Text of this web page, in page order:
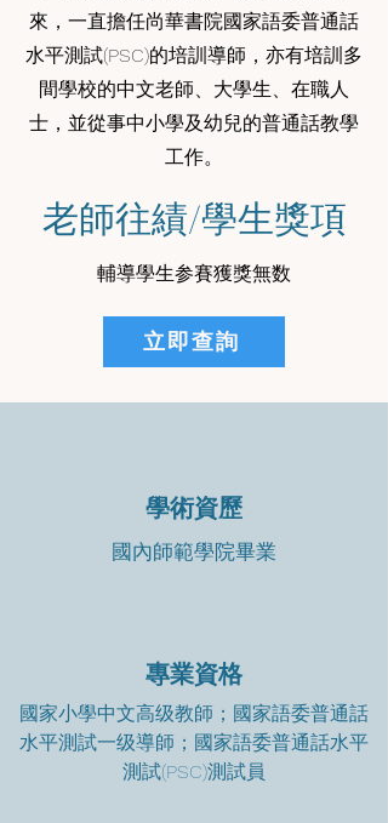
來，一直擔任尚華書院國家語委普通話
水平測試(PSC)的培訓導師，亦有培訓多
間學校的中文老師、大學生、在職人
士，並從事中小學及幼兒的普通話教學
工作。
老師往績/學生獎項
輔導學生参賽獲獎無数
立即查詢
學術資歷
國內師範學院畢業
專業資格
國家小學中文高级教師；國家語委普通話
水平測試一级導師；國家語委普通話水平
測試(PSC)測試員